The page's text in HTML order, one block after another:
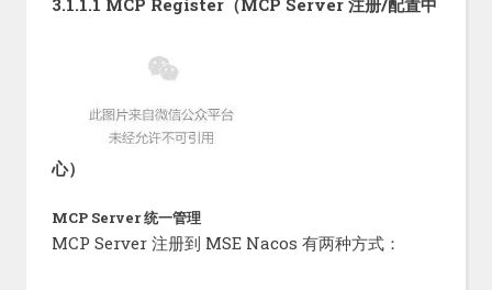
心）
MCP Server 统一管理
MCP Server 注册到 MSE Nacos 有两种方式：